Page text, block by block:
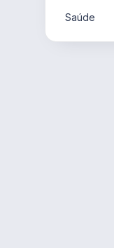
Saúde